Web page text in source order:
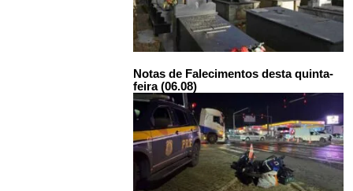
Notas de Falecimentos desta quinta-
feira (06.08)